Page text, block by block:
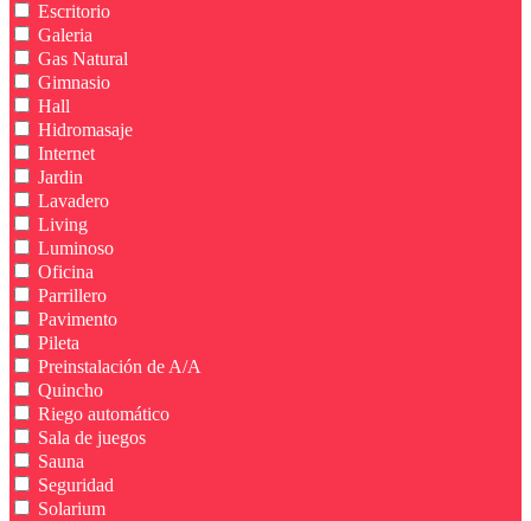
Escritorio
Galeria
Gas Natural
Gimnasio
Hall
Hidromasaje
Internet
Jardin
Lavadero
Living
Luminoso
Oficina
Parrillero
Pavimento
Pileta
Preinstalación de A/A
Quincho
Riego automático
Sala de juegos
Sauna
Seguridad
Solarium